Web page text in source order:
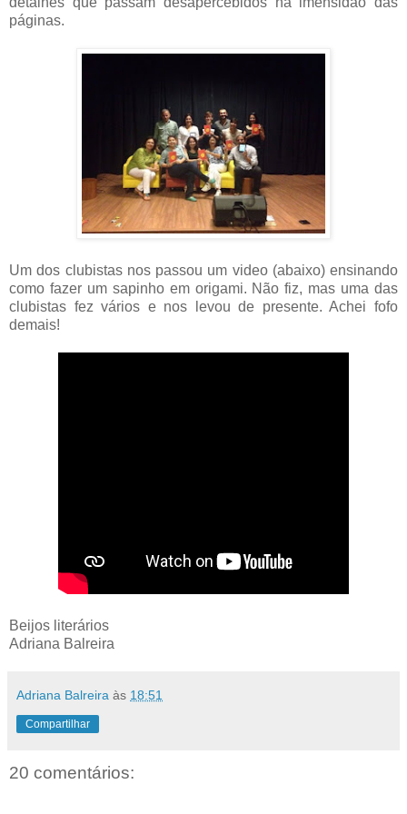
páginas.
Um dos clubistas nos passou um video (abaixo) ensinando
como fazer um sapinho em origami. Não fiz, mas uma das
clubistas fez vários e nos levou de presente. Achei fofo
demais!
Beijos literários
Adriana Balreira
Adriana Balreira às 18:51
Compartilhar
20 comentários: